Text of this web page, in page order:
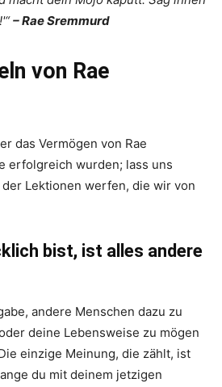
– Rae Sremmurd
von Rae
das Vermögen von Rae
erfolgreich wurden; lass uns
Lektionen werfen, die wir von
bist, ist alles andere
andere Menschen dazu zu
deine Lebensweise zu mögen
einzige Meinung, die zählt, ist
du mit deinem jetzigen